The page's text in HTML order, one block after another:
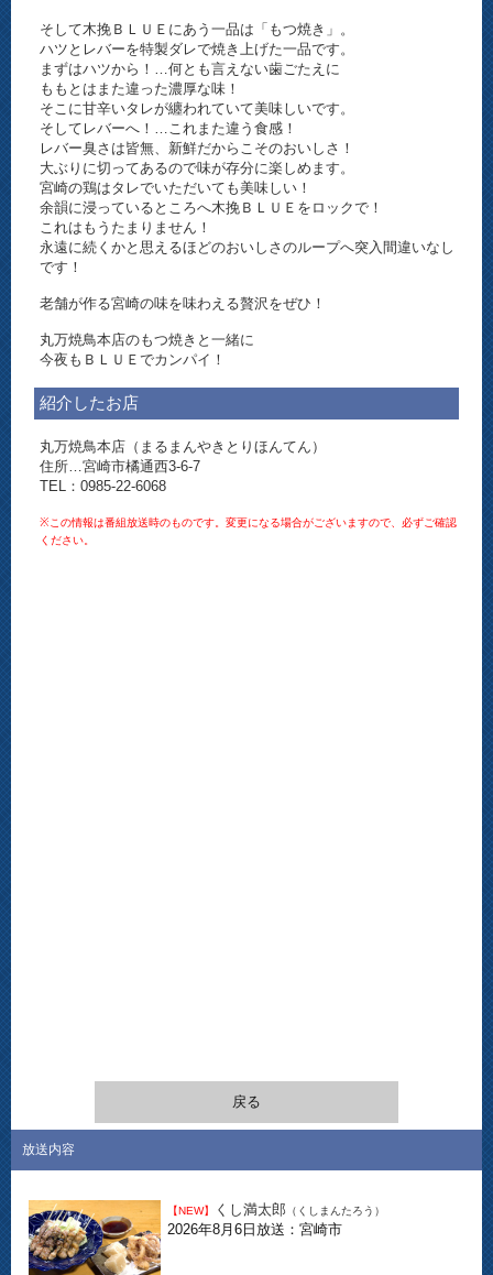
そして木挽ＢＬＵＥにあう一品は「もつ焼き」。
ハツとレバーを特製ダレで焼き上げた一品です。
まずはハツから！…何とも言えない歯ごたえに
ももとはまた違った濃厚な味！
そこに甘辛いタレが纏われていて美味しいです。
そしてレバーへ！…これまた違う食感！
レバー臭さは皆無、新鮮だからこそのおいしさ！
大ぶりに切ってあるので味が存分に楽しめます。
宮崎の鶏はタレでいただいても美味しい！
余韻に浸っているところへ木挽ＢＬＵＥをロックで！
これはもうたまりません！
永遠に続くかと思えるほどのおいしさのループへ突入間違いなし
です！
老舗が作る宮崎の味を味わえる贅沢をぜひ！
丸万焼鳥本店のもつ焼きと一緒に
今夜もＢＬＵＥでカンパイ！
紹介したお店
丸万焼鳥本店（まるまんやきとりほんてん）
住所…宮崎市橘通西3-6-7
TEL：0985-22-6068
※この情報は番組放送時のものです。変更になる場合がございますので、必ずご確認
ください。
戻る
放送内容
【NEW】 くし満太郎 （くしまんたろう）
2026年8月6日放送：宮崎市